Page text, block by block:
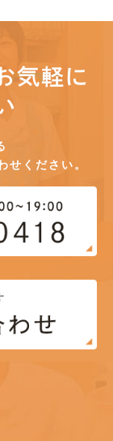
気軽に
せください。